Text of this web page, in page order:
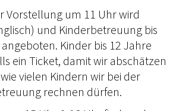
Vorstellung um 11 Uhr wird
und Kinderbetreuung bis
Kinder bis 12 Jahre
ein Ticket, damit wir abschätzen
vielen Kindern wir bei der
rechnen dürfen.